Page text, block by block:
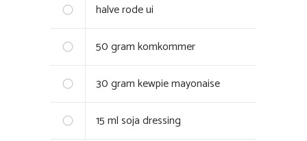
halverode ui
50gramkomkommer
30gramkewpie mayonaise
15mlsoja dressing